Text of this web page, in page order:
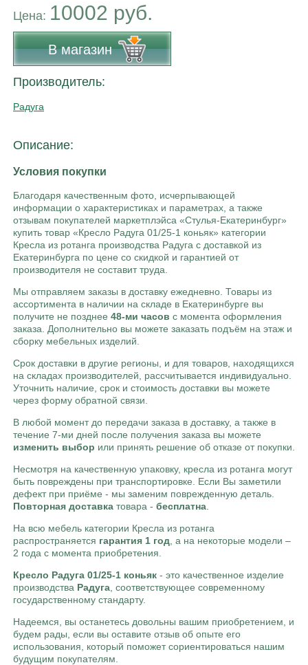
Цена: 10002 руб.
В магазин
Производитель:
Радуга
Описание:
Условия покупки
Благодаря качественным фото, исчерпывающей
информации о характеристиках и параметрах, а также
отзывам покупателей маркетплэйса «Стулья-Екатеринбург»
купить товар «Кресло Радуга 01/25-1 коньяк» категории
Кресла из ротанга производства Радуга с доставкой из
Екатеринбурга по цене со скидкой и гарантией от
производителя не составит труда.
Мы отправляем заказы в доставку ежедневно. Товары из
ассортимента в наличии на складе в Екатеринбурге вы
получите не позднее 48-ми часов с момента оформления
заказа. Дополнительно вы можете заказать подъём на этаж и
сборку мебельных изделий.
Срок доставки в другие регионы, и для товаров, находящихся
на складах производителей, рассчитывается индивидуально.
Уточнить наличие, срок и стоимость доставки вы можете
через форму обратной связи.
В любой момент до передачи заказа в доставку, а также в
течение 7-ми дней после получения заказа вы можете
изменить выбор или принять решение об отказе от покупки.
Несмотря на качественную упаковку, кресла из ротанга могут
быть повреждены при транспортировке. Если Вы заметили
дефект при приёме - мы заменим поврежденную деталь.
Повторная доставка товара - бесплатна
На всю мебель категории Кресла из ротанга
распространяется гарантия 1 год , а на некоторые модели –
2 года с момента приобретения.
Кресло Радуга 01/25-1 коньяк - это качественное изделие
производства Радуга , соответствующее современному
государственному стандарту.
Надеемся, вы останетесь довольны вашим приобретением, и
будем рады, если вы оставите отзыв об опыте его
использования, который поможет сориентироваться нашим
будущим покупателям.